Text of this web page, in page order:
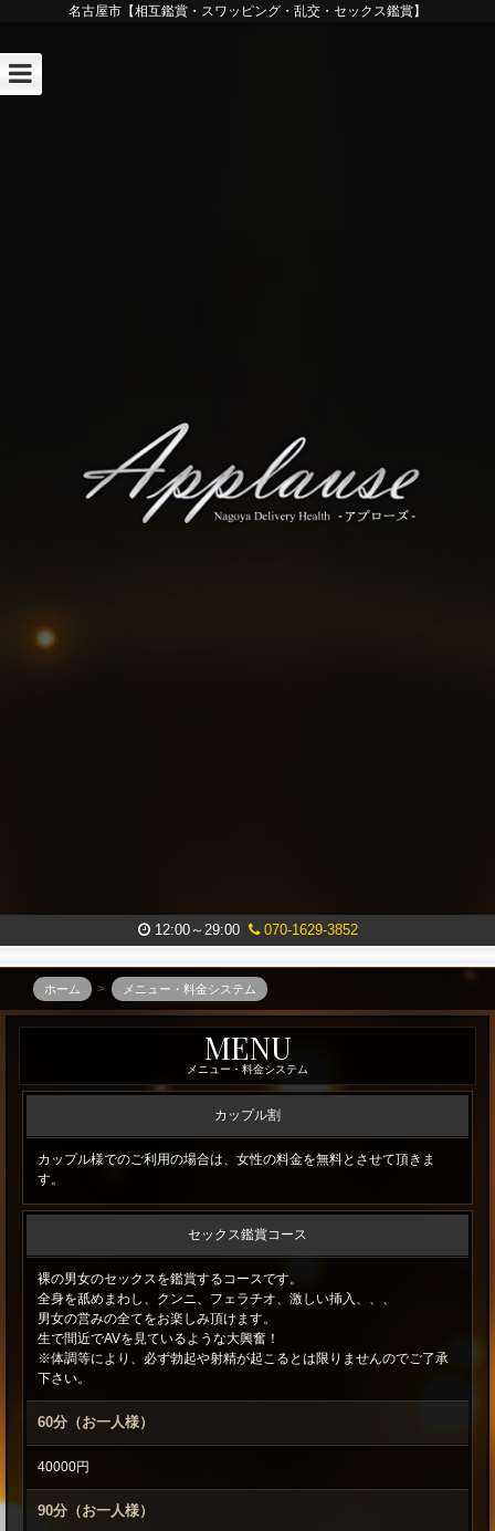
名古屋市【相互鑑賞・スワッピング・乱交・セックス鑑賞】
12:00～29:00 070-1629-3852
ホーム メニュー・料金システム
名
古
市
【
相
互
鑑
賞
・
ス
ワ
ッ
ピ
MENU
メニュー・料金システム
カップル割
カップル様でのご利用の場合は、女性の料金を無料とさせて頂きま
す。
セックス鑑賞コース
裸の男女のセックスを鑑賞するコースです。
全身を舐めまわし、クンニ、フェラチオ、激しい挿入、、、
男女の営みの全てをお楽しみ頂けます。
生で間近でAVを見ているような大興奮！
※体調等により、必ず勃起や射精が起こるとは限りませんのでご了承
下さい。
60分（お一人様）
40000円
90分（お一人様）